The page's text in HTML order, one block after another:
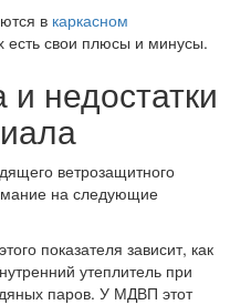
в каркасном
есть свои плюсы и минусы.
недостатки
ветрозащитного
на следующие
показателя зависит, как
утеплитель при
паров. У МДВП этот